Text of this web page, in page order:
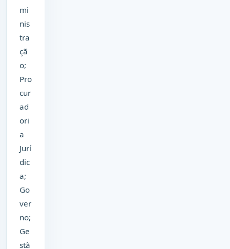
mi
nis
tra
çã
o;
Pro
cur
ad
ori
a
Jurí
dic
a;
Go
ver
no;
Ge
stã